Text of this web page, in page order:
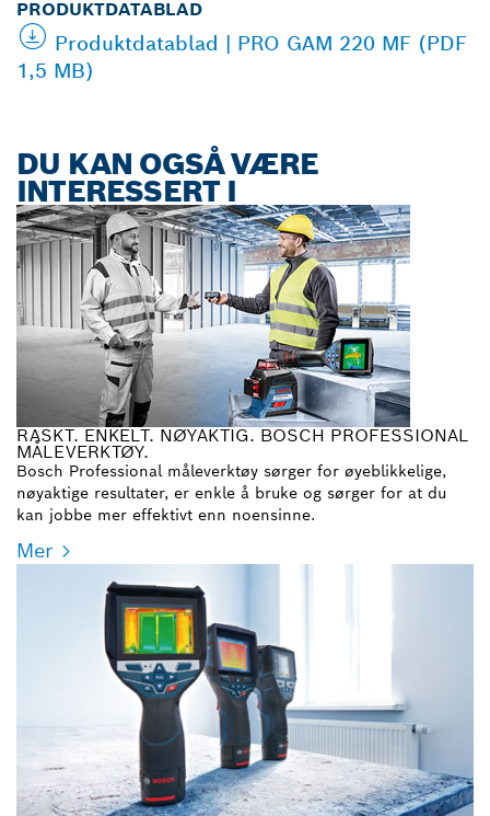
PRODUKTDATABLAD
Produktdatablad | PRO GAM 220 MF (PDF
1,5 MB)
DU KAN OGSÅ VÆRE
INTERESSERT I
RASKT. ENKELT. NØYAKTIG. BOSCH PROFESSIONAL
MÅLEVERKTØY.
Bosch Professional måleverktøy sørger for øyeblikkelige,
nøyaktige resultater, er enkle å bruke og sørger for at du
kan jobbe mer effektivt enn noensinne.
Mer